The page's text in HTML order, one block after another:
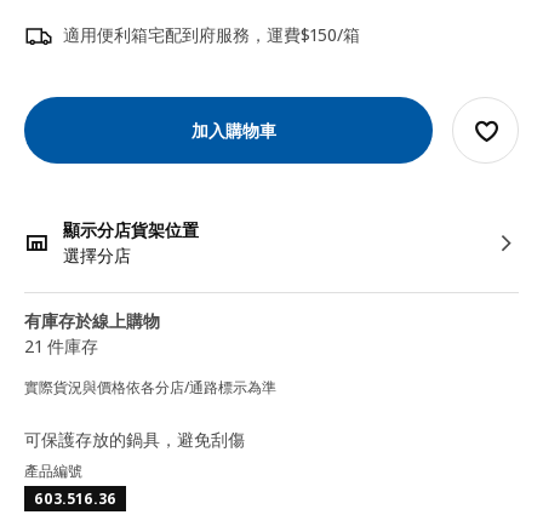
適用便利箱宅配到府服務，運費$150/箱
加入購物車
顯示分店貨架位置
選擇分店
有庫存於線上購物
21 件庫存
實際貨況與價格依各分店/通路標示為準
可保護存放的鍋具，避免刮傷
產品編號
603.516.36